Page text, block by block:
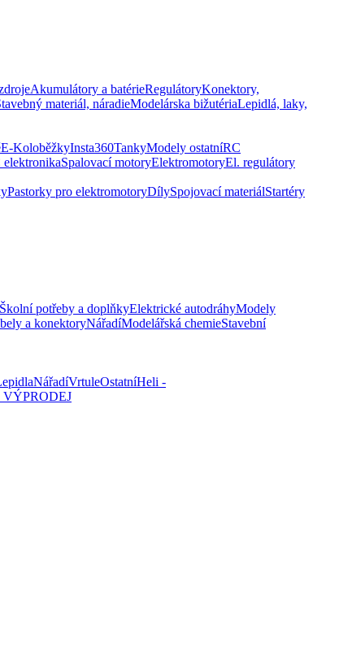
Akumulátory a batérieRegulátoryKonektory,
materiál, náradieModelárska bižutériaLepidlá, laky,
E-KoloběžkyInsta360TankyModely ostatníRC
elektronikaSpalovací motoryElektromotoryEl. regulátory
Pastorky pro elektromotoryDílySpojovací materiálStartéry
Školní potřeby a doplňkyElektrické autodráhyModely
a konektoryNářadíModelářská chemieStavební
NářadíVrtuleOstatníHeli -
VÝPRODEJ